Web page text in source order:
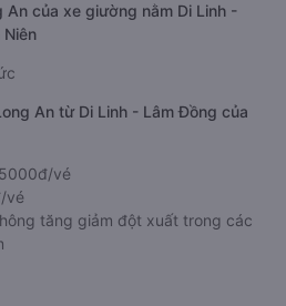
của xe giường nằm Di Linh -
An từ Di Linh - Lâm Đồng của
vé
vé
tăng giảm đột xuất trong các